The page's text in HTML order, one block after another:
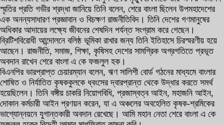
স্মৃতির প্রতি গভীর শ্রদ্ধা জানিয়ে তিনি বলেন, শেরে বাংলা ছিলেন উপমহাদেশের
এক অনন্যসাধারণ প্রজ্ঞাবান ও বিচক্ষণ রাজনীতিবিদ। তিনি দেশের গণমানুষের
অধিকার আদায়ের লক্ষ্যে জীবনের শেষদিন পর্যন্ত সংগ্রাম করে গেছেন।
ব্রিটিশবিরোধী আন্দোলনে বলিষ্ঠ ভূমিকা রাখার জন্য তিনি ইতিহাসে চিরস্মরণীয় হয়ে
আছেন। রাজনীতি, সমাজ, শিক্ষা, কৃষিসহ দেশের সামগ্রিক অগ্রগতিতে প্রভূত
অবদান রাখেন শেরে বাংলা এ কে ফজলুল হক।
বিএনপির ভারপ্রাপ্ত চেয়ারম্যান বলেন, ঋণ সালিশী বোর্ড গঠনের মাধ্যমে বাংলার
শোষিত ও নির্যাতিত কৃষককুলকে ধ্বংসের দ্বারপ্রান্ত থেকে উদ্ধার করতে সমর্থ
হয়েছিলেন। তিনি বঙ্গীয় চাকরি নিয়োগবিধি, প্রজাস্বত্ব আইন, মহাজনি আইন,
দোকান কর্মচারী আইন প্রণয়ন করেন, যা এ অঞ্চলের অবহেলিত কৃষক-শ্রমিকের
ভাগ্যোন্নয়নে যুগান্তকারী অবদান রেখেছে। আমি মহান নেতা শেরে বাংলা এ কে